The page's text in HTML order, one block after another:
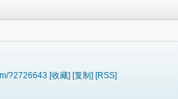
?2726643 [收藏] [复制] [RSS]